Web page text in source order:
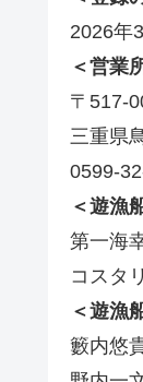
2026年
＜営業
〒517-
三重県
0599-
＜遊漁
第一海
コスタ
＜遊漁
籔内悠